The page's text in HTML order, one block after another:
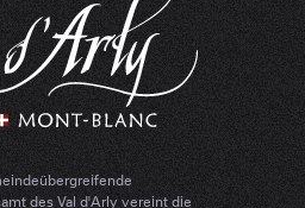
des Val d'Arly vereint die